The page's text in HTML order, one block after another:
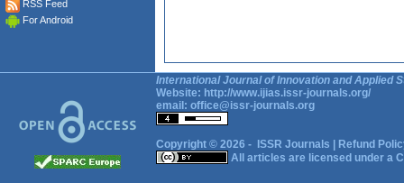
RSS Feed
For Android
International Journal of Innovation and Applied
Website: http://www.ijias.issr-journals.org/
email: office@issr-journals.org
Copyright © 2026 - ISSR Journals
Refund
All articles are licensed under a